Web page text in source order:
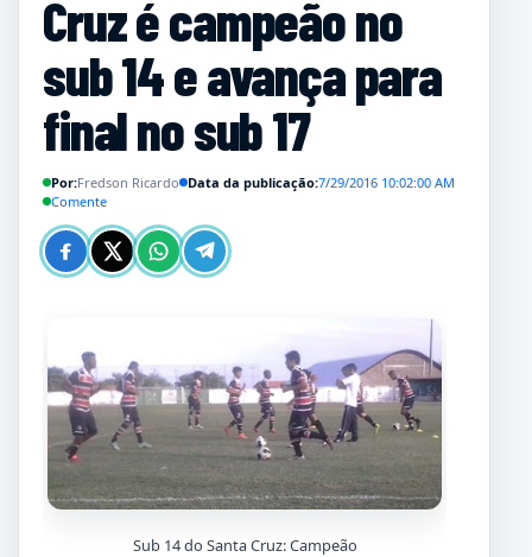
Cruz é campeão no
sub 14 e avança para
final no sub 17
Por:Fredson Ricardo Data da publicação:7/29/2016 10:02:00 AM
Comente
Sub 14 do Santa Cruz: Campeão